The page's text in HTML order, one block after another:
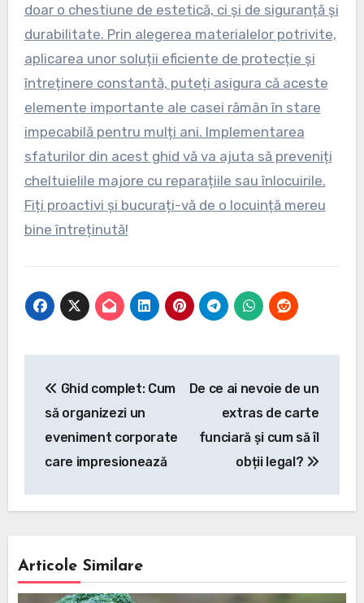
doar o chestiune de estetică, ci și de siguranță și
durabilitate. Prin alegerea materialelor potrivite,
aplicarea unor soluții eficiente de protecție și
întreținere constantă, puteți asigura că aceste
elemente importante ale casei rămân în stare
impecabilă pentru mulți ani. Implementarea
sfaturilor din acest ghid vă va ajuta să preveniți
cheltuielile majore cu reparațiile sau înlocuirile.
Fiți proactivi și bucurați-vă de o locuință mereu
bine întreținută!
articole
Ghid complet: Cum
să organizezi un
eveniment corporate
care impresionează
De ce ai nevoie de un
extras de carte
funciară și cum să îl
obții legal?
Articole Similare